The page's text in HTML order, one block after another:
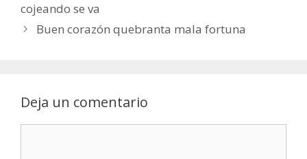
cojeando se va
Buen corazón quebranta mala fortuna
Deja un comentario